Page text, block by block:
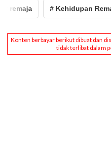
# Kehidupan Remaja